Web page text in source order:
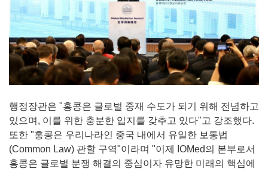
행정장관은 "홍콩은 글로벌 중재 수도가 되기 위해 전념하고
있으며, 이를 위한 충분한 입지를 갖추고 있다"고 강조했다.
또한 "홍콩은 우리나라인 중국 내에서 유일한 보통법
(Common Law) 관할 구역"이라며 "이제 IOMed의 본부로서
홍콩은 글로벌 분쟁 해결의 중심이자 유망한 미래의 핵심에